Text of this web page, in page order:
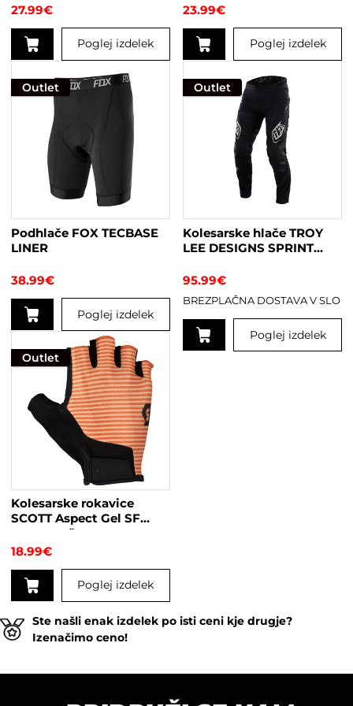
BLACK
27.99€
Poglej izdelek
izdelek
ima
različic.
Možnosti
izberete
strani
izdelka
23.99€
Poglej izdelek
Outlet
Podhlače FOX TECBASE
LINER
38.99€
Poglej izdelek
izdelek
ima
različic.
Možnosti
strani
izdelka
Outlet
Kolesarske hlače TROY
LEE DESIGNS SPRINT
95.99€
BREZPLAČNA DOSTAVA V SLO
Poglej izdelek
Outlet
Kolesarske rokavice
SCOTT Aspect Gel SF
roza-oranžne
18.99€
Poglej izdelek
izdelek
ima
različic.
Ste našli enak izdelek po isti ceni kje drugje?
Izenačimo ceno!